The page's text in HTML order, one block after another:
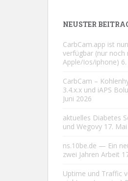
NEUSTER
CarbCam.app ist
verfügbar (nur noch
Apple/Ios/iphone)
CarbCam –
3.4.x.x und iAPS
Juni 2026
aktuelles Diabetes
und Wegovy 17.
ns.10be.de — Ein
zwei Jahren Arbeit
Uptime und Traffic